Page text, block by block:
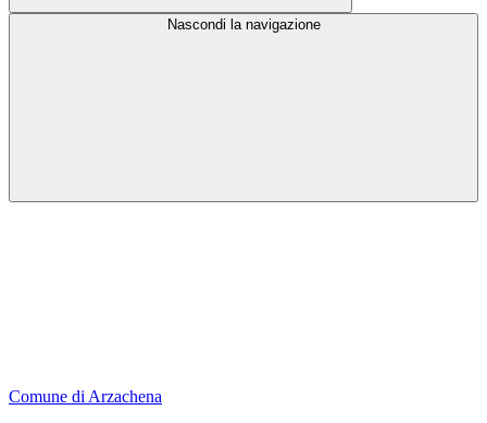
Nascondi la navigazione
Comune di Arzachena